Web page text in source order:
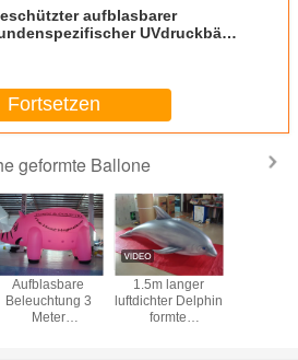
aufblasbarer
UVdruckbär
Fortsetzen
geformte Ballone
Aufblasbare
Beleuchtung 3
Meter
1.5m langer
luftdichter Delphin
formte